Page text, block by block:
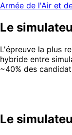
Armée de l'Air et
Le
L'épreuve la plus
hybride entre
~40% des
Le